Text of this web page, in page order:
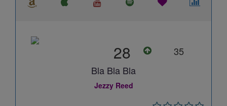
28
35
Bla Bla Bla
Jezzy Reed